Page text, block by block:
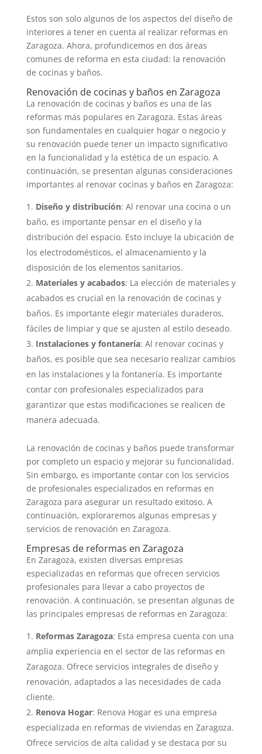
Estos son solo algunos de los aspectos del diseño de
interiores a tener en cuenta al realizar reformas en
Zaragoza. Ahora, profundicemos en dos áreas
comunes de reforma en esta ciudad: la renovación
de cocinas y baños.
Renovación de cocinas y baños en Zaragoza
La renovación de cocinas y baños es una de las
reformas más populares en Zaragoza. Estas áreas
son fundamentales en cualquier hogar o negocio y
su renovación puede tener un impacto significativo
en la funcionalidad y la estética de un espacio. A
continuación, se presentan algunas consideraciones
importantes al renovar cocinas y baños en Zaragoza:
Diseño y distribución: Al renovar una cocina o un
baño, es importante pensar en el diseño y la
distribución del espacio. Esto incluye la ubicación de
los electrodomésticos, el almacenamiento y la
disposición de los elementos sanitarios.
Materiales y acabados: La elección de materiales y
acabados es crucial en la renovación de cocinas y
baños. Es importante elegir materiales duraderos,
fáciles de limpiar y que se ajusten al estilo deseado.
Instalaciones y fontanería: Al renovar cocinas y
baños, es posible que sea necesario realizar cambios
en las instalaciones y la fontanería. Es importante
contar con profesionales especializados para
garantizar que estas modificaciones se realicen de
manera adecuada.
La renovación de cocinas y baños puede transformar
por completo un espacio y mejorar su funcionalidad.
Sin embargo, es importante contar con los servicios
de profesionales especializados en reformas en
Zaragoza para asegurar un resultado exitoso. A
continuación, exploraremos algunas empresas y
servicios de renovación en Zaragoza.
Empresas de reformas en Zaragoza
En Zaragoza, existen diversas empresas
especializadas en reformas que ofrecen servicios
profesionales para llevar a cabo proyectos de
renovación. A continuación, se presentan algunas de
las principales empresas de reformas en Zaragoza:
Reformas Zaragoza: Esta empresa cuenta con una
amplia experiencia en el sector de las reformas en
Zaragoza. Ofrece servicios integrales de diseño y
renovación, adaptados a las necesidades de cada
cliente.
Renova Hogar: Renova Hogar es una empresa
especializada en reformas de viviendas en Zaragoza.
Ofrece servicios de alta calidad y se destaca por su